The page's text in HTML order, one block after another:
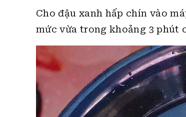
Cho đậu xanh hấp chín vào
mức vừa trong khoảng 3 phút